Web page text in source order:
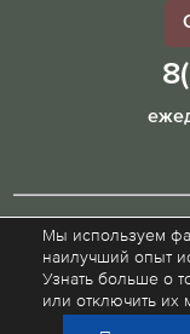
Внимание! Наш
Мы используем
наилучший опыт
Узнать больше о
или отключить их